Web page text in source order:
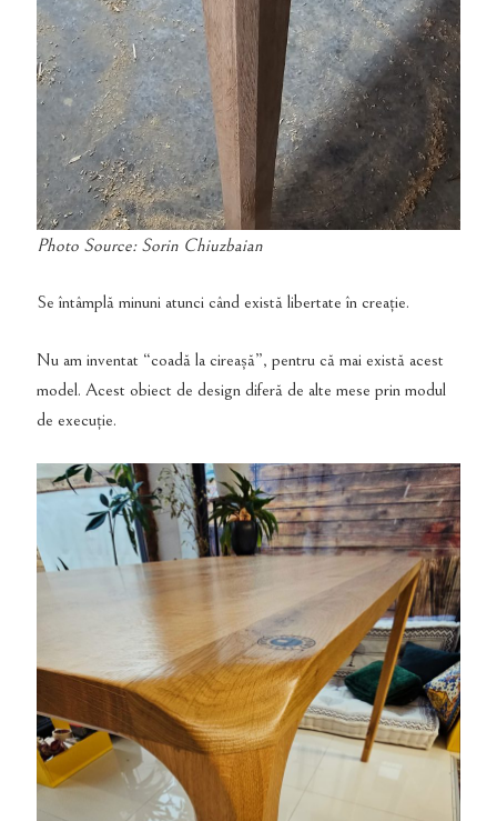
Photo Source: Sorin Chiuzbaian
Se întâmplă minuni atunci când există libertate în creație.
Nu am inventat “coadă la cireașă”, pentru că mai există acest
model. Acest obiect de design diferă de alte mese prin modul
de execuție.